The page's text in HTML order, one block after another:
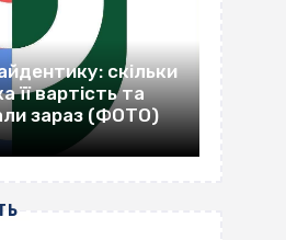
скільки
її вартість та
зараз (ФОТО)